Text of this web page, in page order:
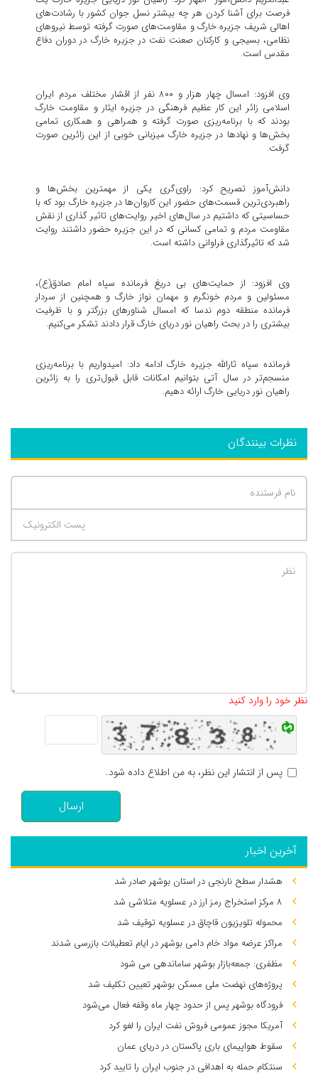
فرصت برای آشنا کردن هر چه بیشتر نسل جوان کشور با رشادت‌های
اهالی شریف جزیره خارگ و مقاومت‌های صورت گرفته توسط نیروهای
نظامی، بسیجی و کارکنان صعنت نفت در جزیره خارگ در دوران دفاع
مقدس است.
وی افزود: امسال چهار هزار و ٨٠٠ نفر از اقشار مختلف مردم ایران
اسلامی زائر این کار عظیم فرهنگی در جزیره ایثار و مقاومت خارگ
بودند که با برنامه‌ریزی صورت گرفته و همراهی و همکاری تمامی
بخش‌ها و نهادها در جزیره خارگ میزبانی خوبی از این زائرین صورت
گرفت.
دانش‌آموز تصریح کرد: راوی‌گری یکی از مهمترین بخش‌ها و
راهبردی‌ترین قسمت‌های حضور این کاروان‌ها در جزیره خارگ بود که با
حساسیتی که داشتیم در سال‌های اخیر روایت‌های تاثیر گذاری از نقش
مقاومت مردم و تمامی کسانی که در این جزیره حضور داشتند روایت
شد که تاثیرگذاری فراوانی داشته است.
وی افزود: از حمایت‌های بی دریغ فرمانده سپاه امام صادق(ع)،
مسئولین و مردم خونگرم و مهمان نواز خارگ و همچنین از سردار
فرمانده منطقه دوم ندسا که امسال شناورهای بزرگتر و با ظرفیت
بیشتری را در بحث راهیان نور دریای خارگ قرار دادند تشکر می‌کنیم.
فرمانده سپاه ثارالله جزیره خارگ ادامه داد: امیدواریم با برنامه‌ریزی
منسجم‌تر در سال آتی بتوانیم امکانات قابل قبول‌تری را به زائرین
راهیان نور دریایی خارگ ارائه دهیم.
نظرات بینندگان
نظر خود را وارد کنید
پس از انتشار این نظر، به من اطلاع داده شود.
ارسال
آخرین اخبار
هشدار سطح نارنجی در استان بوشهر صادر شد
۸ مرکز استخراج رمز ارز در عسلویه متلاشی شد
محموله تلویزیون قاچاق در عسلویه توقیف شد
مراکز عرضه مواد خام دامی بوشهر در ایام تعطیلات بازرسی شدند
مظفری: جمعه‌بازار بوشهر ساماندهی می‌ شود
پروژه‌های نهضت ملی مسکن بوشهر تعیین تکلیف شد
فرودگاه بوشهر پس از حدود چهار ماه وقفه فعال می‌شود
آمریکا مجوز عمومی فروش نفت ایران را لغو کرد
سقوط هواپیمای باری پاکستان در دریای عمان
سنتکام حمله به اهدافی در جنوب ایران را تایید کرد